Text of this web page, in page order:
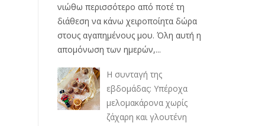
νιώθω περισσότερο από ποτέ τη
διάθεση να κάνω χειροποίητα δώρα
στους αγαπημένους μου. Όλη αυτή η
απομόνωση των ημερών,...
Η συνταγή της
εβδομάδας: Υπέροχα
μελομακάρονα χωρίς
ζάχαρη και γλουτένη